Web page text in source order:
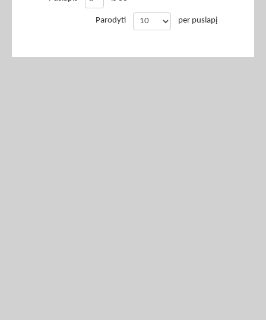
Parodyti per puslapį